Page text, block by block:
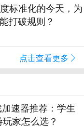
标准化的今天，为
打破规则？
点击查看更多
速器推荐：学生
家怎么选？